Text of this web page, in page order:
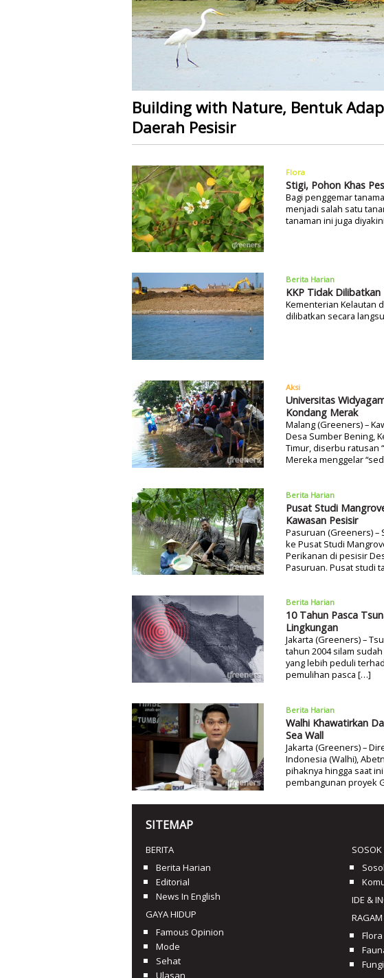
Building with Nature, Bentuk
Daerah Pesisir
Flora
Stigi, Pohon Khas
Bagi penggemar
menjadi salah satu
tanaman ini juga
Berita Harian
KKP Tidak
Kementerian Kelautan
dilibatkan secara
Aksi
Universitas
Kondang Merak
Malang (Greeners) –
Desa Sumber Bening,
Timur, diserbu ratusan
Mereka menggelar
Berita Harian
Pusat Studi
Kawasan Pesisir
Pasuruan (Greeners)
ke Pusat Studi
Perikanan di pesisir
Pasuruan. Pusat studi
Berita Harian
10 Tahun Pasca
Lingkungan
Jakarta (Greeners) –
tahun 2004 silam
yang lebih peduli
pemulihan pasca […]
Berita Harian
Walhi Khawatirkan
Sea Wall
Jakarta (Greeners) –
Indonesia (Walhi),
pihaknya hingga saat
pembangunan proyek
SITEMAP
BERITA
Berita Harian
Editorial
News In English
GAYA HIDUP
Famous Opinion
Mode
Sehat
Ulasan
IDE &
RAGAM
Flora
Fungi